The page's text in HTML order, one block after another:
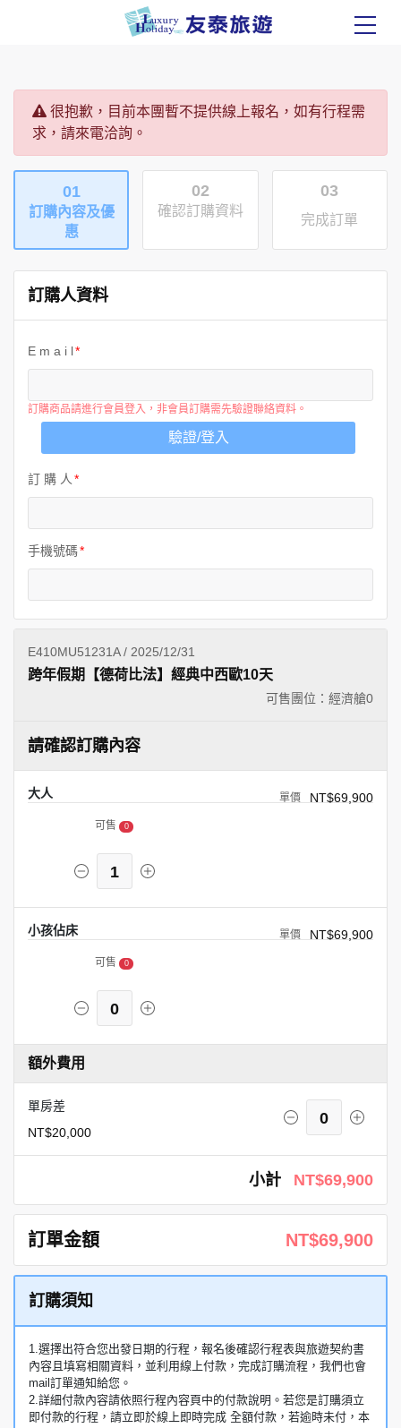
很抱歉，目前本團暫不提供線上報名，如有行程需
求，請來電洽詢。
01
訂購內容及優
惠
02
確認訂購資料
03
完成訂單
訂購人資料
E m a i l
訂購商品請進行會員登入，非會員訂購需先驗證聯絡資料。
驗證/登入
訂 購 人
手機號碼
E410MU51231A / 2025/12/31
可售團位：經濟艙0
跨年假期【德荷比法】經典中西歐10天
請確認訂購內容
大人 NT$69,900
可售 0
1
小孩佔床 NT$69,900
可售 0
0
額外費用
單房差
NT$20,000
0
小計 NT$69,900
訂單金額 NT$69,900
訂購須知
1.選擇出符合您出發日期的行程，報名後確認行程表與旅遊契約書
內容且填寫相關資料，並利用線上付款，完成訂購流程，我們也會
mail訂單通知給您。
2.詳細付款內容請依照行程內容頁中的付款說明。若您是訂購須立
即付款的行程，請立即於線上即時完成 全額付款，若逾時未付，本